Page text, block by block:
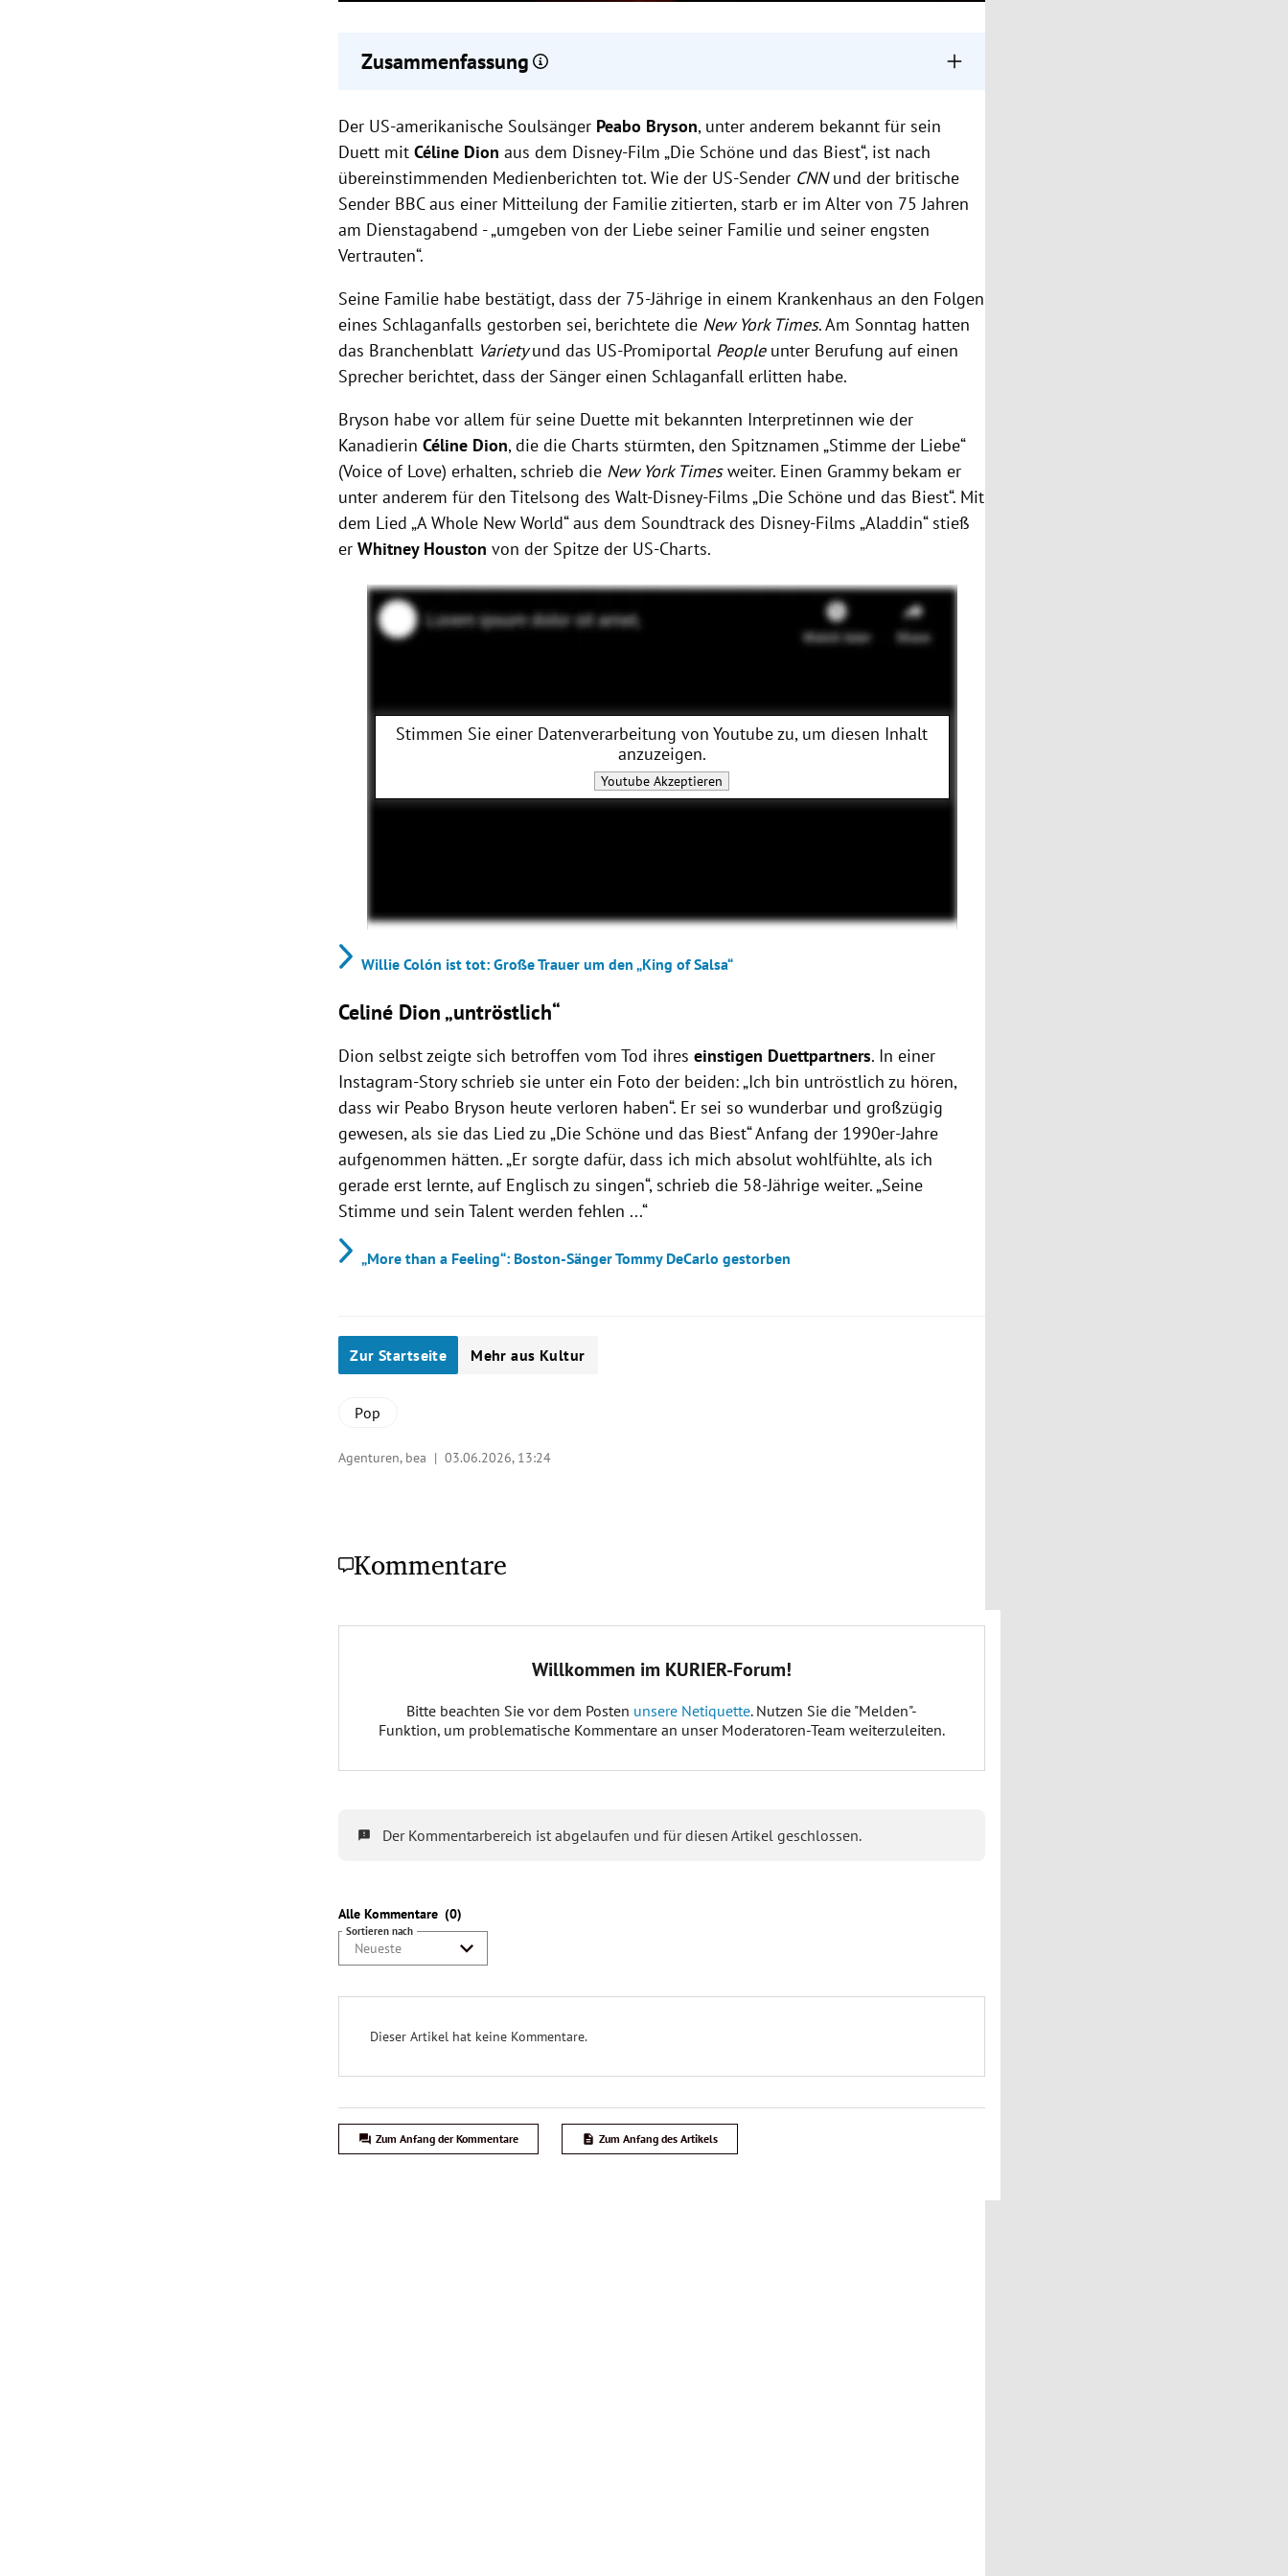
Zusammenfassung
Bekannt wurde Bryson vor allem durch Duette mit Céline Dion und Whitney Houston
sowie Grammy-prämierte Disney-Songs.
Céline Dion zeigte sich tief betroffen und würdigte Brysons Stimme und Großzügigkeit.
Der US-amerikanische Soulsänger Peabo Bryson, unter anderem bekannt für sein
Duett mitCéline Dion aus dem Disney-Film „Die Schöne und das Biest“, ist nach
übereinstimmenden Medienberichten tot. Wie der US-Sender CNNund der britische
Sender BBC aus einer Mitteilung der Familie zitierten, starb er im Alter von 75 Jahren
am Dienstagabend - „umgeben von der Liebe seiner Familie und seiner engsten
Vertrauten“.
Seine Familie habe bestätigt, dass der 75-Jährige in einem Krankenhaus an den Folgen
eines Schlaganfalls gestorben sei, berichtete die New York Times. Am Sonntag hatten
das Branchenblatt Varietyund das US-Promiportal People unter Berufung auf einen
Sprecher berichtet, dass der Sänger einen Schlaganfall erlitten habe.
Bryson habe vor allem für seine Duette mit bekannten Interpretinnen wie der
KanadierinCéline Dion, die die Charts stürmten, den Spitznamen „Stimme der Liebe“
(Voice of Love) erhalten, schrieb die New York Timesweiter. Einen Grammy bekam er
unter anderem für den Titelsong des Walt-Disney-Films „Die Schöne und das Biest“. Mit
dem Lied „A Whole New World“ aus dem Soundtrack des Disney-Films „Aladdin“ stieß
erWhitney Houstonvon der Spitze der US-Charts.
Stimmen Sie einer Datenverarbeitung vonYoutubezu, um diesen Inhalt
anzuzeigen.
Youtube Akzeptieren
Willie Colón ist tot: Große Trauer um den „King of Salsa“
Celiné Dion „untröstlich“
Dion selbst zeigte sich betroffen vom Tod ihres einstigen Duettpartners. In einer
Instagram-Story schrieb sie unter ein Foto der beiden: „Ich bin untröstlich zu hören,
dass wir Peabo Bryson heute verloren haben“. Er sei so wunderbar und großzügig
gewesen, als sie das Lied zu „Die Schöne und das Biest“ Anfang der 1990er-Jahre
aufgenommen hätten. „Er sorgte dafür, dass ich mich absolut wohlfühlte, als ich
gerade erst lernte, auf Englisch zu singen“, schrieb die 58-Jährige weiter. „Seine
Stimme und sein Talent werden fehlen ...“
„More than a Feeling“: Boston-Sänger Tommy DeCarlo gestorben
Zur Startseite Mehr aus Kultur
Pop
Agenturen, bea |03.06.2026, 13:24
Kommentare